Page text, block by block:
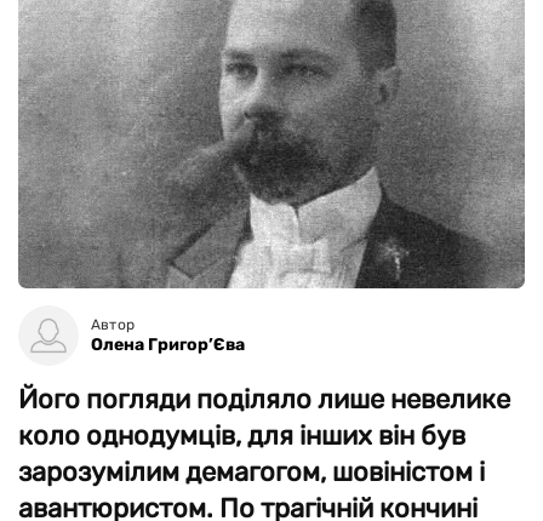
Автор
Олена Григор’Єва
Його погляди поділяло лише невелике
коло однодумців, для інших він був
зарозумілим демагогом, шовіністом і
авантюристом. По трагічній кончині